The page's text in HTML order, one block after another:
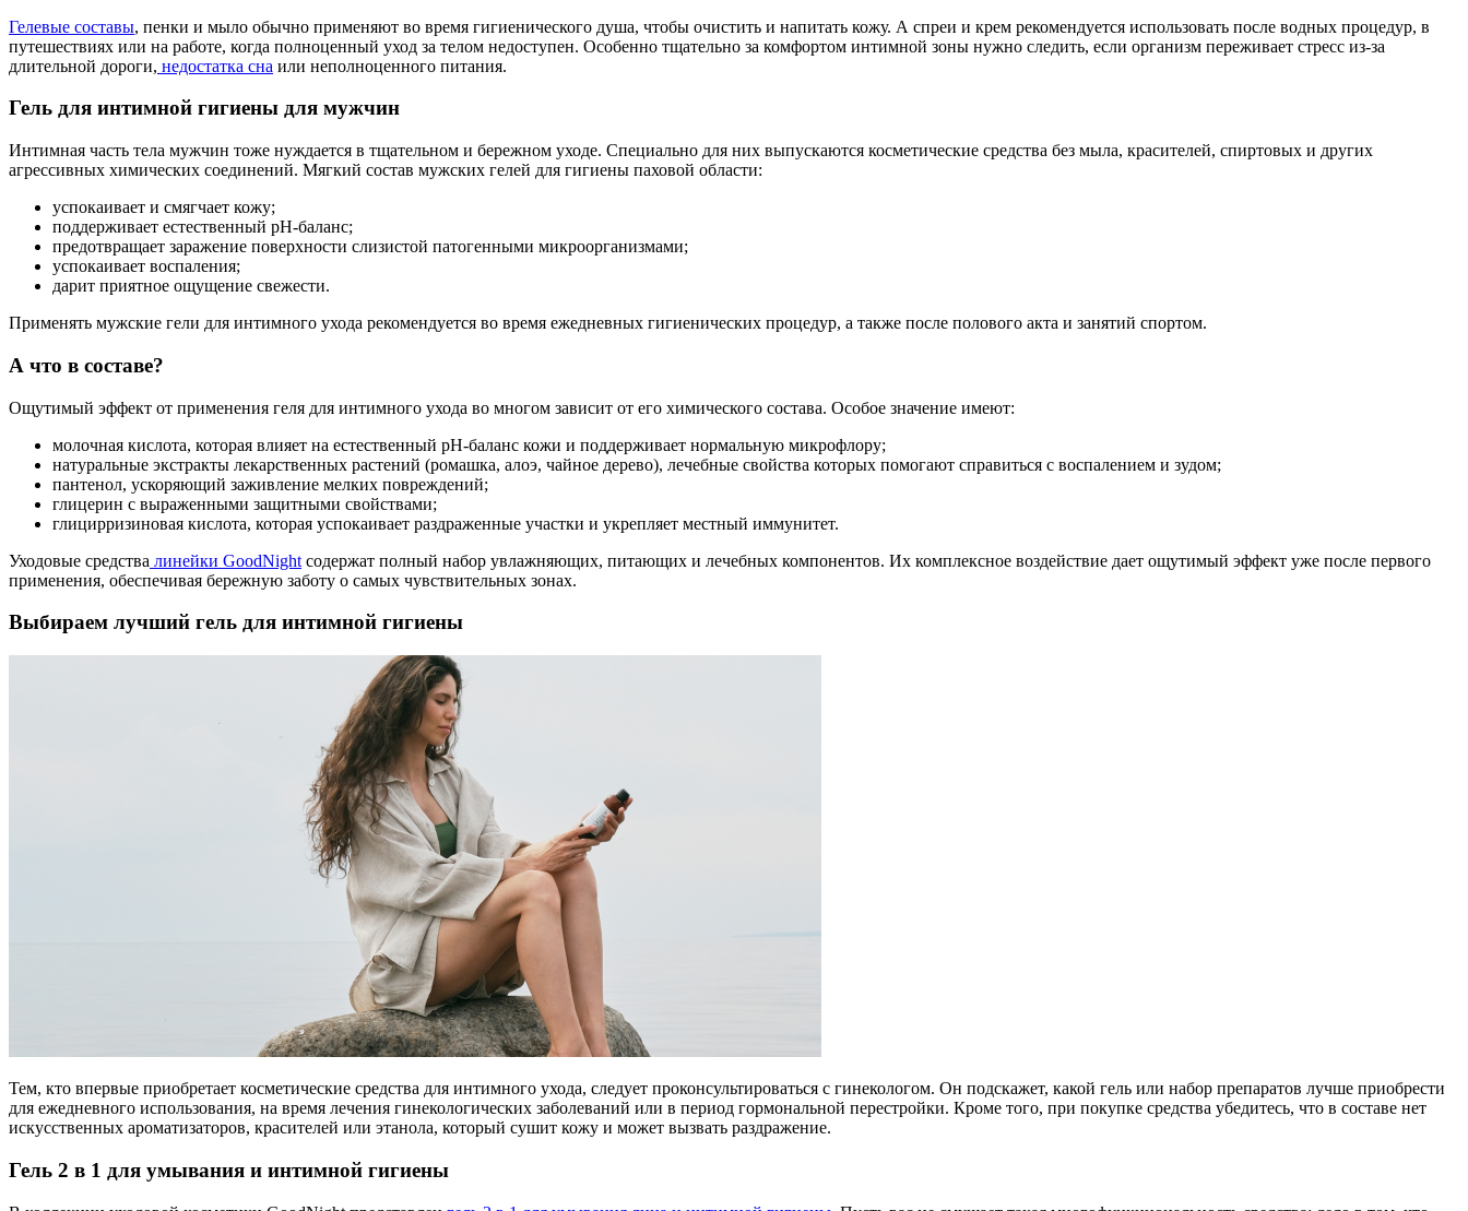
Гелевые составы, пенки и мыло обычно применяют во время гигиенического душа, чтобы очистить и напитать кожу. А спреи и крем рекомендуется использовать после водных процедур, в
путешествиях или на работе, когда полноценный уход за телом недоступен. Особенно тщательно за комфортом интимной зоны нужно следить, если организм переживает стресс из-за
длительной дороги, недостатка сна или неполноценного питания.
Гель для интимной гигиены для мужчин
Интимная часть тела мужчин тоже нуждается в тщательном и бережном уходе. Специально для них выпускаются косметические средства без мыла, красителей, спиртовых и других
агрессивных химических соединений. Мягкий состав мужских гелей для гигиены паховой области:
успокаивает и смягчает кожу;
поддерживает естественный рН-баланс;
предотвращает заражение поверхности слизистой патогенными микроорганизмами;
успокаивает воспаления;
дарит приятное ощущение свежести.
Применять мужские гели для интимного ухода рекомендуется во время ежедневных гигиенических процедур, а также после полового акта и занятий спортом.
А что в составе?
Ощутимый эффект от применения геля для интимного ухода во многом зависит от его химического состава. Особое значение имеют:
молочная кислота, которая влияет на естественный рН-баланс кожи и поддерживает нормальную микрофлору;
натуральные экстракты лекарственных растений (ромашка, алоэ, чайное дерево), лечебные свойства которых помогают справиться с воспалением и зудом;
пантенол, ускоряющий заживление мелких повреждений;
глицерин с выраженными защитными свойствами;
глицирризиновая кислота, которая успокаивает раздраженные участки и укрепляет местный иммунитет.
Уходовые средства линейки GoodNight содержат полный набор увлажняющих, питающих и лечебных компонентов. Их комплексное воздействие дает ощутимый эффект уже после первого
применения, обеспечивая бережную заботу о самых чувствительных зонах.
Выбираем лучший гель для интимной гигиены
Тем, кто впервые приобретает косметические средства для интимного ухода, следует проконсультироваться с гинекологом. Он подскажет, какой гель или набор препаратов лучше приобрести
для ежедневного использования, на время лечения гинекологических заболеваний или в период гормональной перестройки. Кроме того, при покупке средства убедитесь, что в составе нет
искусственных ароматизаторов, красителей или этанола, который сушит кожу и может вызвать раздражение.
Гель 2 в 1 для умывания и интимной гигиены